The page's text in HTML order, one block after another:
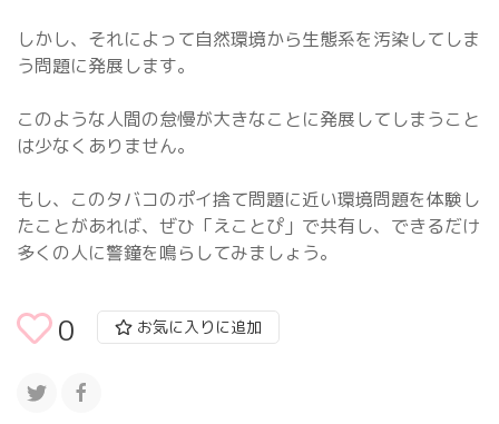
しかし、それによって自然環境から生態系を汚染してしま
う問題に発展します。
このような人間の怠慢が大きなことに発展してしまうこと
は少なくありません。
もし、このタバコのポイ捨て問題に近い環境問題を体験し
たことがあれば、ぜひ「えことぴ」で共有し、できるだけ
多くの人に警鐘を鳴らしてみましょう。
0 お気に入りに追加